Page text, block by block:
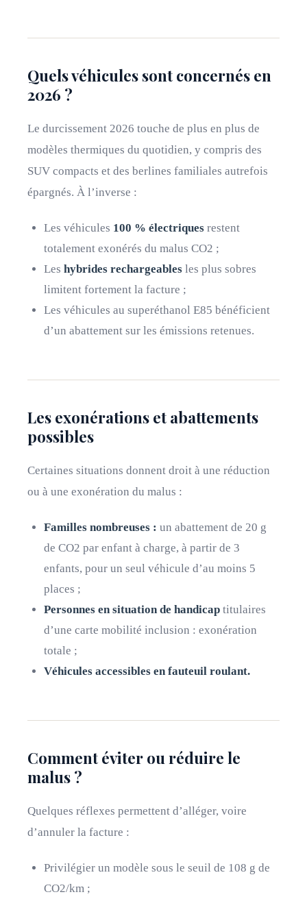
Quels véhicules sont concernés en
2026 ?
Le durcissement 2026 touche de plus en plus de
modèles thermiques du quotidien, y compris des
SUV compacts et des berlines familiales autrefois
épargnés. À l’inverse :
Les véhicules 100 % électriques restent
totalement exonérés du malus CO2 ;
Les hybrides rechargeables les plus sobres
limitent fortement la facture ;
Les véhicules au superéthanol E85 bénéficient
d’un abattement sur les émissions retenues.
Les exonérations et abattements
possibles
Certaines situations donnent droit à une réduction
ou à une exonération du malus :
Familles nombreuses : un abattement de 20 g
de CO2 par enfant à charge, à partir de 3
enfants, pour un seul véhicule d’au moins 5
places ;
Personnes en situation de handicap titulaires
d’une carte mobilité inclusion : exonération
totale ;
Véhicules accessibles en fauteuil roulant.
Comment éviter ou réduire le
malus ?
Quelques réflexes permettent d’alléger, voire
d’annuler la facture :
Privilégier un modèle sous le seuil de 108 g de
CO2/km ;